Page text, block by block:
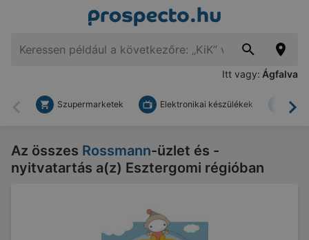
Itt vagy: Ágfalva
Vissza
Szupermarketek Elektronikai készülékek
Az összes Rossmann-üzlet és -
nyitvatartás a(z) Esztergomi régióban